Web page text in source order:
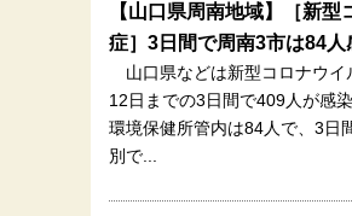
【山口県周南地域】［新
症］3日間で周南3市は84
山口県などは新型コロナウイ
12日までの3日間で409人が感
環境保健所管内は84人で、3日
別で...